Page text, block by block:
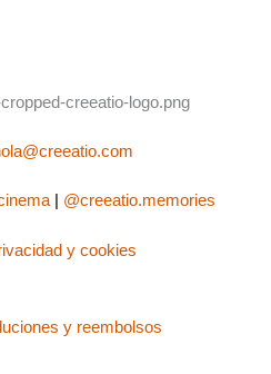
| @creeatio.memories
y cookies
y reembolsos